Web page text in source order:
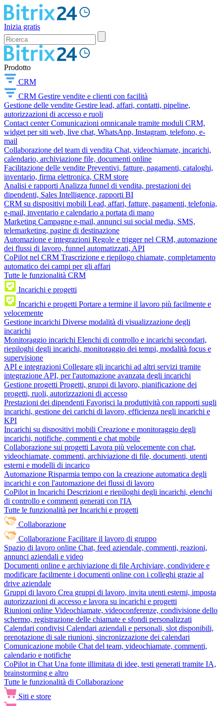
Inizia gratis
Prodotto
CRM
CRM Gestire vendite e clienti con facilità
Gestione delle vendite Gestire lead, affari, contatti, pipeline,
autorizzazioni di accesso e ruoli
Contact center Comunicazioni omnicanale tramite moduli CRM,
widget per siti web, live chat, WhatsApp, Instagram, telefono, e-
mail
Collaborazione del team di vendita Chat, videochiamate, incarichi,
calendario, archiviazione file, documenti online
Facilitazione delle vendite Preventivi, fatture, pagamenti, cataloghi,
inventario, firma elettronica, CRM store
Analisi e rapporti Analizza funnel di vendita, prestazioni dei
dipendenti, Sales Intelligence, rapporti BI
CRM su dispositivi mobili Lead, affari, fatture, pagamenti, telefonia,
e-mail, inventario e calendario a portata di mano
Marketing Campagne e-mail, annunci sui social media, SMS,
telemarketing, pagine di destinazione
Automazione e integrazioni Regole e trigger nel CRM, automazione
dei flussi di lavoro, funnel automatizzati, API
CoPilot nel CRM Trascrizione e riepilogo chiamate, completamento
automatico dei campi per gli affari
Tutte le funzionalità CRM
Incarichi e progetti
Incarichi e progetti Portare a termine il lavoro più facilmente e
velocemente
Gestione incarichi Diverse modalità di visualizzazione degli
incarichi
Monitoraggio incarichi Elenchi di controllo e incarichi secondari,
riepiloghi degli incarichi, monitoraggio dei tempi, modalità focus e
supervisione
API e integrazioni Collegare gli incarichi ad altri servizi tramite
integrazione API, per l'automazione avanzata degli incarichi
Gestione progetti Progetti, gruppi di lavoro, pianificazione dei
progetti, ruoli, autorizzazioni di accesso
Prestazioni dei dipendenti Favorisci la produttività con rapporti sugli
incarichi, gestione dei carichi di lavoro, efficienza negli incarichi e
KPI
Incarichi su dispositivi mobili Creazione e monitoraggio degli
incarichi, notifiche, commenti e chat mobile
Collaborazione sui progetti Lavora più velocemente con chat,
videochiamate, commenti, archiviazione di file, documenti, utenti
esterni e modelli di incarico
Automazione Risparmia tempo con la creazione automatica degli
incarichi e con l'automazione dei flussi di lavoro
CoPilot in Incarichi Descrizioni e riepiloghi degli incarichi, elenchi
di controllo e commenti generati con l'IA
Tutte le funzionalità per Incarichi e progetti
Collaborazione
Collaborazione Facilitare il lavoro di gruppo
Spazio di lavoro online Chat, feed aziendale, commenti, reazioni,
annunci aziendali e video
Documenti online e archiviazione di file Archiviare, condividere e
modificare facilmente i documenti online con i colleghi grazie al
drive aziendale
Gruppi di lavoro Crea gruppi di lavoro, invita utenti esterni, imposta
autorizzazioni di accesso e lavora su incarichi e progetti
Riunioni online Videochiamate, videoconferenze, condivisione dello
schermo, registrazione delle chiamate e sfondi personalizzati
Calendari condivisi Calendari aziendali e personali, slot disponibili,
prenotazione di sale riunioni, sincronizzazione dei calendari
Comunicazione mobile Chat del team, videochiamate, commenti,
calendario e notifiche
CoPilot in Chat Una fonte illimitata di idee, testi generati tramite IA,
brainstorming e altro
Tutte le funzionalità di Collaborazione
Siti e store